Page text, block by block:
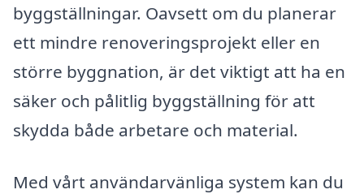
byggställningar. Oavsett om du planerar
ett mindre renoveringsprojekt eller en
större byggnation, är det viktigt att ha en
säker och pålitlig byggställning för att
skydda både arbetare och material.
Med vårt användarvänliga system kan du